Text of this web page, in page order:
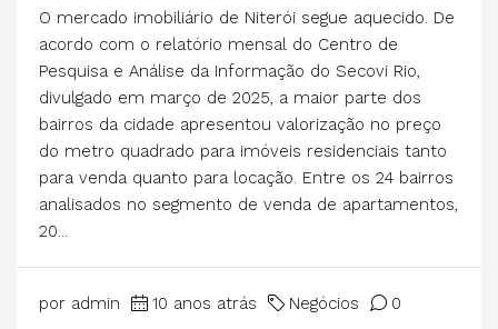
O mercado imobiliário de Niterói segue aquecido. De
acordo com o relatório mensal do Centro de
Pesquisa e Análise da Informação do Secovi Rio,
divulgado em março de 2025, a maior parte dos
bairros da cidade apresentou valorização no preço
do metro quadrado para imóveis residenciais tanto
para venda quanto para locação. Entre os 24 bairros
analisados no segmento de venda de apartamentos,
20...
por admin 10 anos atrás Negócios 0